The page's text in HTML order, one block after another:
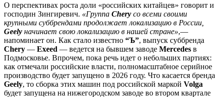
О перспективах роста доли «российских китайцев» говорит и
господин Зингиревич. «Группа Chery со всеми своими
крупными суббрендами продолжает локализацию в России,
Geely начинает свою локализацию в нашей стране»,—
напоминает он. Как стало известно “Ъ”, выпуск суббренда
Chery — Exeed — ведется на бывшем заводе Mercedes в
Подмосковье. Впрочем, пока речь идет о небольших партиях:
как отмечали российские власти, полномасштабное серийное
производство будет запущено в 2026 году. Что касается бренда
Geely, то сборка этих машин под российской маркой Volga
будет запущена на нижегородском заводе во втором квартале